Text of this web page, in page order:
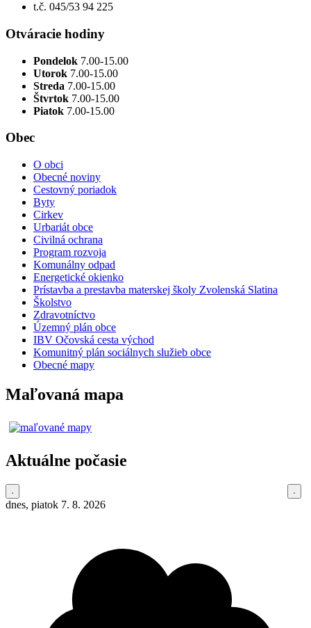
t.č. 045/53 94 225
Otváracie hodiny
Pondelok 7.00-15.00
Utorok 7.00-15.00
Streda 7.00-15.00
Štvrtok 7.00-15.00
Piatok 7.00-15.00
Obec
O obci
Obecné noviny
Cestovný poriadok
Byty
Cirkev
Urbariát obce
Civilná ochrana
Program rozvoja
Komunálny odpad
Energetické okienko
Prístavba a prestavba materskej školy Zvolenská Slatina
Školstvo
Zdravotníctvo
Územný plán obce
IBV Očovská cesta východ
Komunitný plán sociálnych služieb obce
Obecné mapy
Maľovaná mapa
Aktuálne počasie
dnes, piatok 7. 8. 2026